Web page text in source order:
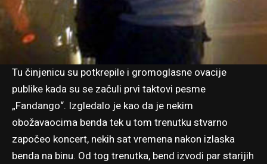
Tu činjenicu su potkrepile i gromoglasne ovacije
publike kada su se začuli prvi taktovi pesme
„Fandango“. Izgledalo je kao da je nekim
obožavaocima benda tek u tom trenutku stvarno
započeo koncert, nekih sat vremena nakon izlaska
benda na binu. Od tog trenutka, bend izvodi par starijih